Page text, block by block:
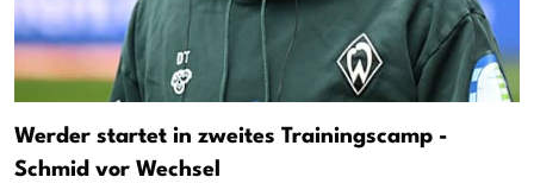
Werder startet in zweites Trainingscamp -
Schmid vor Wechsel